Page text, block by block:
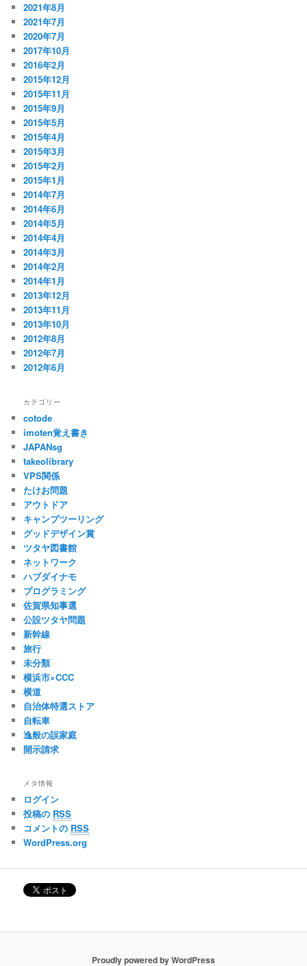
2021年8月
2021年7月
2020年7月
2017年10月
2016年2月
2015年12月
2015年11月
2015年9月
2015年5月
2015年4月
2015年3月
2015年2月
2015年1月
2014年7月
2014年6月
2014年5月
2014年4月
2014年3月
2014年2月
2014年1月
2013年12月
2013年11月
2013年10月
2012年8月
2012年7月
2012年6月
カテゴリー
cotode
imoten覚え書き
JAPANsg
takeolibrary
VPS関係
たけお問題
アウトドア
キャンプツーリング
グッドデザイン賞
ツタヤ図書館
ネットワーク
ハブダイナモ
プログラミング
佐賀県知事選
公設ツタヤ問題
新幹線
旅行
未分類
横浜市×CCC
横道
自治体特選ストア
自転車
逸般の誤家庭
開示請求
メタ情報
ログイン
投稿の RSS
コメントの RSS
WordPress.org
Proudly powered by WordPress